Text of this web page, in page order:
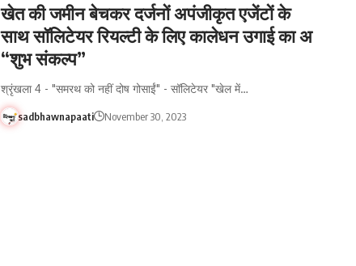
खेत की जमीन बेचकर दर्जनों अपंजीकृत एजेंटों के
साथ सॉलिटेयर रियल्टी के लिए कालेधन उगाई का अ
“शुभ संकल्प”
श्रृंखला 4 - "समरथ को नहीं दोष गोसाईं" - सॉलिटेयर "खेल में…
sadbhawnapaati November 30, 2023